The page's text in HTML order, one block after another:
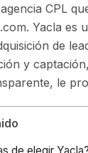
CPL
Yacla
de
y
le